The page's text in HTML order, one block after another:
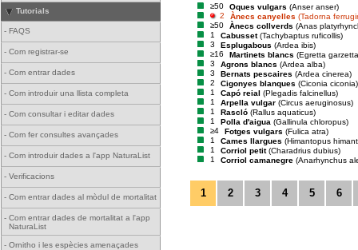
Tutorials
- FAQS
- Com registrar-se
- Com entrar dades
- Com introduir una llista completa
- Com consultar i editar dades
- Com fer consultes avançades
- Com introduir dades a l'app NaturaList
- Verificacions
- Com entrar dades al mòdul de mortalitat
- Com entrar dades de mortalitat a l'app
NaturaList
- Ornitho i les espècies amenaçades
≥50
Oques vulgars (Anser anser)
2
Ànecs canyelles (Tadorna
≥50
Ànecs collverds (Anas
1
Cabusset (Tachybaptus ruficollis)
3
Esplugabous (Ardea ibis)
≥16
Martinets blancs (Egretta
3
Agrons blancs (Ardea alba)
3
Bernats pescaires (Ardea cinerea)
2
Cigonyes blanques (Ciconia ciconia)
1
Capó reial (Plegadis falcinellus)
1
Arpella vulgar (Circus aeruginosus)
1
Rascló (Rallus aquaticus)
1
Polla d'aigua (Gallinula chloropus)
≥4
Fotges vulgars (Fulica atra)
1
Cames llargues (Himantopus
1
Corriol petit (Charadrius dubius)
1
Corriol camanegre (Anarhynchus
1 2 3 4 5 6